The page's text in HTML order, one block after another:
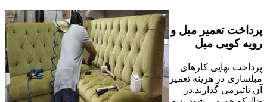
پرداخت تعمیر مبل و
رویه کوبی مبل
پرداخت نهایی کارهای
مبلسازی در هزینه تعمیر
آن تاثیرمی گذارند.در